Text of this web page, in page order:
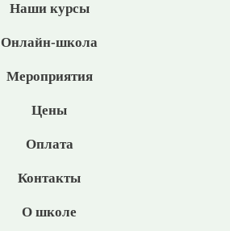
Наши курсы
Онлайн-школа
Мероприятия
Цены
Оплата
Контакты
О школе